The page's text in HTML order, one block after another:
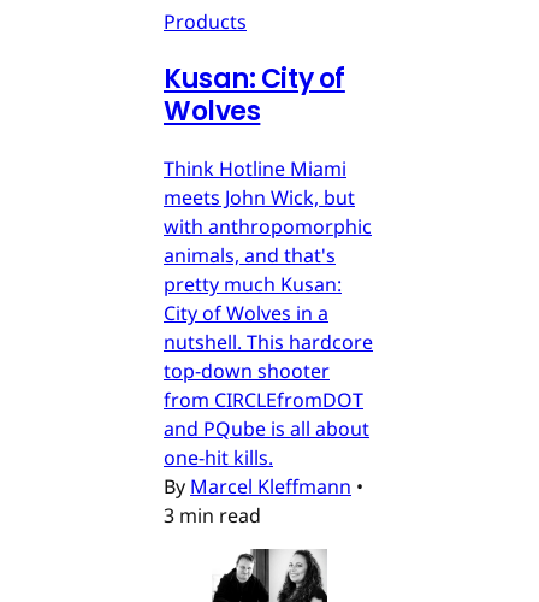
Products
Kusan: City of
Wolves
Think Hotline Miami
meets John Wick, but
with anthropomorphic
animals, and that's
pretty much Kusan:
City of Wolves in a
nutshell. This hardcore
top-down shooter
from CIRCLEfromDOT
and PQube is all about
one-hit kills.
By Marcel Kleffmann •
3 min read